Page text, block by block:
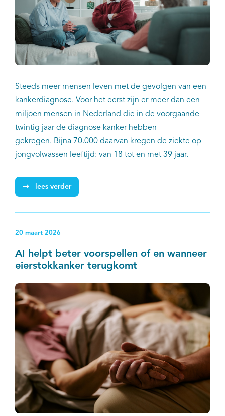
Steeds meer mensen leven met de gevolgen van een
kankerdiagnose. Voor het eerst zijn er meer dan een
miljoen mensen in Nederland die in de voorgaande
twintig jaar de diagnose kanker hebben
gekregen. Bijna 70.000 daarvan kregen de ziekte op
jongvolwassen leeftijd: van 18 tot en met 39 jaar.
lees verder
20 maart 2026
AI helpt beter voorspellen of en wanneer
eierstokkanker terugkomt